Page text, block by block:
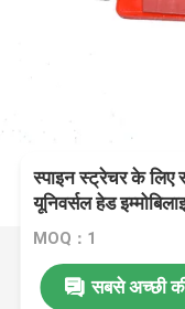
स्पाइन स्ट्रेचर के लिए
यूनिवर्सल हेड
MOQ：1
सबसे अच्छी